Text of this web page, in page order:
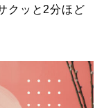
クッと2分ほど